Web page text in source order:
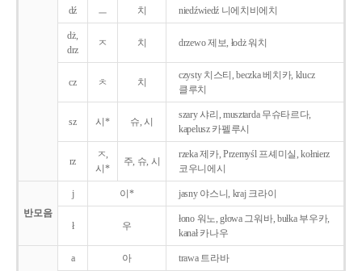
dź ㅡ 치 niedźwiedź 니에치비에치
dż,
drz
ㅈ 치 drzewo 제보, łodż 워치
cz ㅊ 치
czysty 치스티, beczka 베치카, klucz
클루치
sz 시* 슈, 시
szary 샤리, musztarda 무슈타르다,
kapelusz 카펠루시
rz
ㅈ,
시*
주, 슈, 시
rzeka 제카, Przemyśl 프셰미실, kołnierz
코우니에시
반모음
j 이* jasny 야스니, kraj 크라이
ł 우
łono 워노, głowa 그워바, bułka 부우카,
kanał 카나우
a 아 trawa 트라바